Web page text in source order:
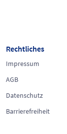
Rechtliches
Impressum
AGB
Datenschutz
Barrierefreiheit